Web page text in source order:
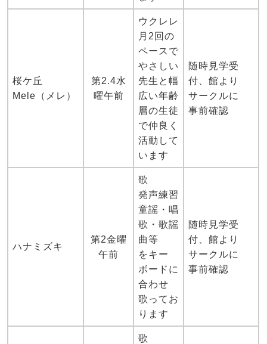
桜ケ丘
Mele（メレ）
第2.4水
曜午前
ウクレレ
月2回の
ペースで
やさしい
先生と幅
広い年齢
層の生徒
で仲良く
活動して
います
随時見学受
付、館より
サークルに
事前確認
ハナミズキ
第2金曜
午前
歌
発声練習
童謡・唱
歌・歌謡
曲等
をキー
ボードに
合わせ
歌ってお
ります
随時見学受
付、館より
サークルに
事前確認
歌